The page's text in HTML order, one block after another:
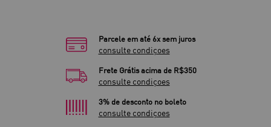
Parcele em até 6x sem juros
consulte condiçoes
Frete Grátis acima de R$350
consulte condiçoes
3% de desconto no boleto
consulte condiçoes